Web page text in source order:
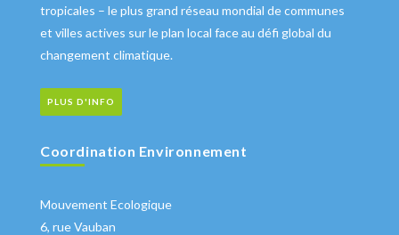
tropicales – le plus grand réseau mondial de communes
et villes actives sur le plan local face au défi global du
changement climatique.
PLUS D'INFO
Coordination Environnement
Mouvement Ecologique
6, rue Vauban